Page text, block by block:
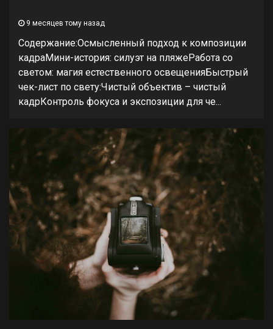
9 месяцев тому назад
Содержание:Осмысленный подход к композиции
кадраМини-история: силуэт на пляжеРабота со
светом: магия естественного освещенияБыстрый
чек-лист по свету:Чистый объектив – чистый
кадрКонтроль фокуса и экспозиции для че...